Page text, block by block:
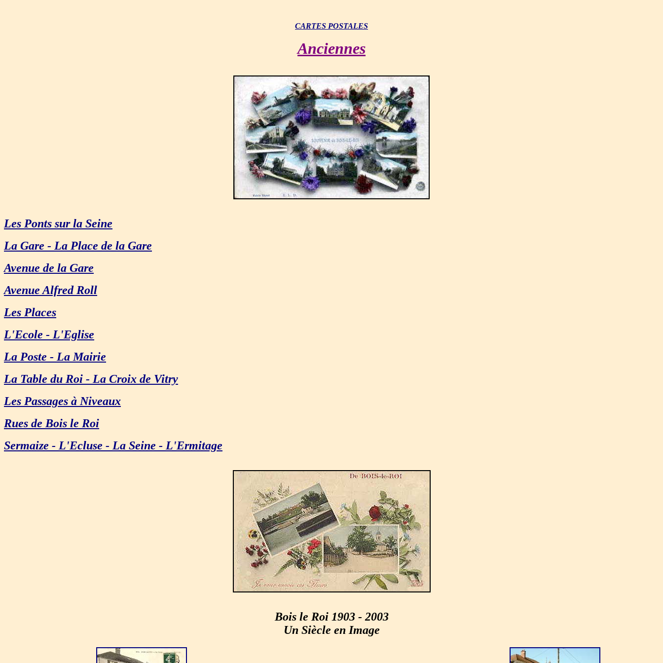
CARTES POSTALES
Anciennes
Les Ponts sur la Seine
La Gare - La Place de la Gare
Avenue de la Gare
Avenue Alfred Roll
Les Places
L'Ecole - L'Eglise
La Poste - La Mairie
La Table du Roi - La Croix de Vitry
Les Passages à Niveaux
Rues de Bois le Roi
Sermaize - L'Ecluse - La Seine - L'Ermitage
Bois le Roi 1903 - 2003
Un Siècle en Image